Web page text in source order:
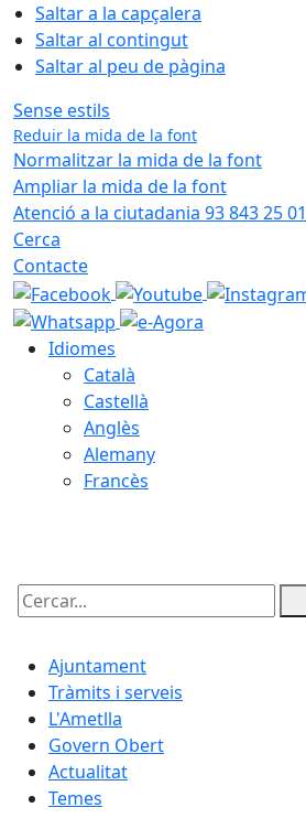
Saltar a la capçalera
Saltar al contingut
Saltar al peu de pàgina
Sense estils
Reduir la mida de la font
Normalitzar la mida de la font
Ampliar la mida de la font
Atenció a la ciutadania 93 843 25 01
Cerca
Contacte
Idiomes
Català
Castellà
Anglès
Alemany
Francès
Cercar:
Ajuntament
Tràmits i serveis
L'Ametlla
Govern Obert
Actualitat
Temes